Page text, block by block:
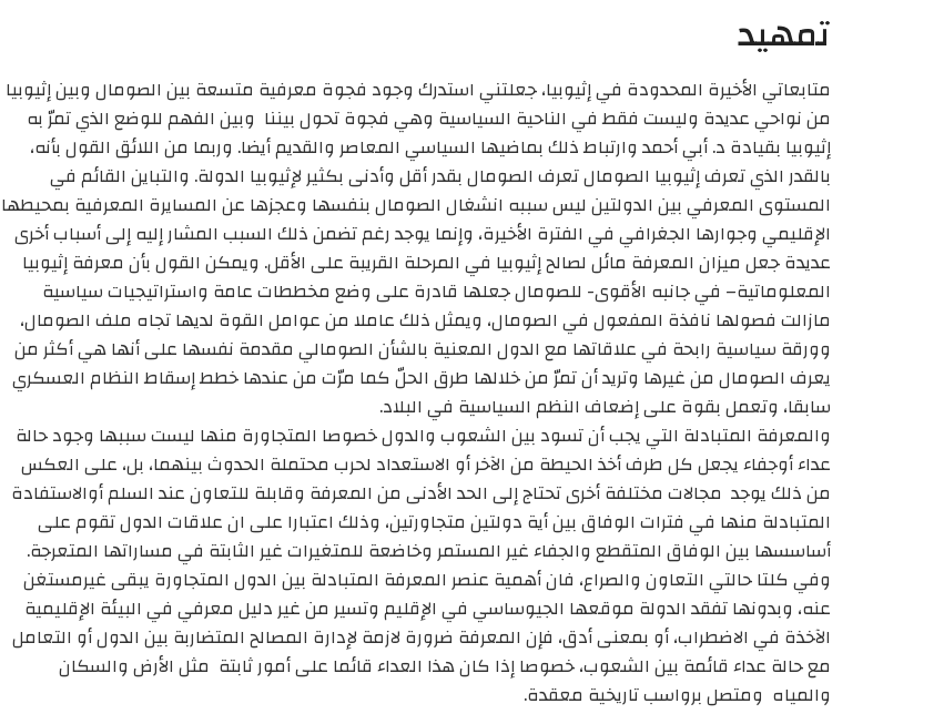
تمهيد
متابعاتي الأخيرة المحدودة في إثيوبيا، جعلتني استدرك وجود فجوة معرفية متسعة بين الصومال وبين إثيوبيا
من نواحي عديدة وليست فقط في الناحية السياسية وهي فجوة تحول بيننا وبين الفهم للوضع الذي تمرّ به
إثيوبيا بقيادة د. أبي أحمد وارتباط ذلك بماضيها السياسي المعاصر والقديم أيضا. وربما من اللائق القول بأنه،
بالقدر الذي تعرف إثيوبيا الصومال تعرف الصومال بقدر أقل وأدنى بكثير لإثيوبيا الدولة. والتباين القائم في
المستوى المعرفي بين الدولتين ليس سببه انشغال الصومال بنفسها وعجزها عن المسايرة المعرفية بمحيطها
الإقليمي وجوارها الجغرافي في الفترة الأخيرة، وإنما يوجد رغم تضمن ذلك السبب المشار إليه إلى أسباب أخرى
عديدة جعل ميزان المعرفة مائل لصالح إثيوبيا في المرحلة القريبة على الأقل. ويمكن القول بأن معرفة إثيوبيا
المعلوماتية– في جانبه الأقوى- للصومال جعلها قادرة على وضع مخططات عامة واستراتيجيات سياسية
مازالت فصولها نافذة المفعول في الصومال، ويمثل ذلك عاملا من عوامل القوة لديها تجاه ملف الصومال،
وورقة سياسية رابحة في علاقاتها مع الدول المعنية بالشأن الصومالي مقدمة نفسها على أنها هي أكثر من
يعرف الصومال من غيرها وتريد أن تمرّ من خلالها طرق الحلّ كما مرّت من عندها خطط إسقاط النظام العسكري
سابقا، وتعمل بقوة على إضعاف النظم السياسية في البلاد.
والمعرفة المتبادلة التي يجب أن تسود بين الشعوب والدول خصوصا المتجاورة منها ليست سببها وجود حالة
عداء أوجفاء يجعل كل طرف أخذ الحيطة من الآخر أو الاستعداد لحرب محتملة الحدوث بينهما، بل، على العكس
من ذلك يوجد مجالات مختلفة أخرى تحتاج إلى الحد الأدنى من المعرفة وقابلة للتعاون عند السلم أوالاستفادة
المتبادلة منها في فترات الوفاق بين أية دولتين متجاورتين، وذلك اعتبارا على ان علاقات الدول تقوم على
أساسسها بين الوفاق المتقطع والجفاء غير المستمر وخاضعة للمتغيرات غير الثابتة في مساراتها المتعرجة.
وفي كلتا حالتي التعاون والصراع، فان أهمية عنصر المعرفة المتبادلة بين الدول المتجاورة يبقى غيرمستغن
عنه، وبدونها تفقد الدولة موقعها الجيوساسي في الإقليم وتسير من غير دليل معرفي في البيئة الإقليمية
الآخذة في الاضطراب، أو بمعنى أدق، فإن المعرفة ضرورة لازمة لإدارة المصالح المتضاربة بين الدول أو التعامل
مع حالة عداء قائمة بين الشعوب، خصوصا إذا كان هذا العداء قائما على أمور ثابتة مثل الأرض والسكان
والمياه ومتصل برواسب تاريخية معقدة.